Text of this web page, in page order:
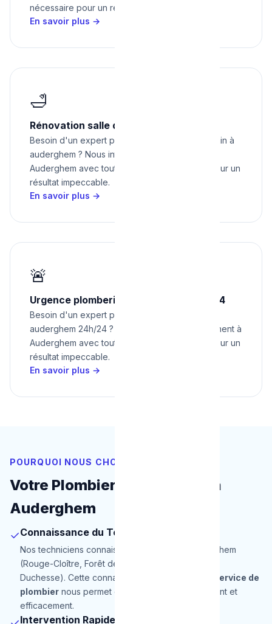
nécessaire pour un résultat impeccable.
En savoir plus →
🛁
Rénovation salle de bain à Auderghem
Besoin d'un expert pour rénovation salle de bain à
auderghem ? Nous intervenons rapidement à
Auderghem avec tout le matériel nécessaire pour un
résultat impeccable.
En savoir plus →
🚨
Urgence plomberie à Auderghem 24h/24
Besoin d'un expert pour urgence plomberie à
auderghem 24h/24 ? Nous intervenons rapidement à
Auderghem avec tout le matériel nécessaire pour un
résultat impeccable.
En savoir plus →
POURQUOI NOUS CHOISIR
Votre Plombier de Proximité à
Auderghem
✓Connaissance du Terrain
Nos techniciens connaissent parfaitement Auderghem
(Rouge-Cloître, Forêt de Soignes, Prieuré de Val
Duchesse). Cette connaissance locale de notre
service de
plombier nous permet d'intervenir plus rapidement et
efficacement.
Intervention Rapide